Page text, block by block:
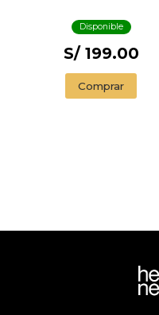
Disponible
S/ 199.00
Comprar